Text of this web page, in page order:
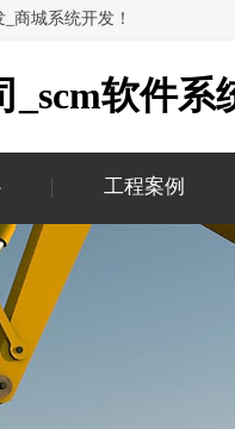
商城系统开发！
软件
工程案例